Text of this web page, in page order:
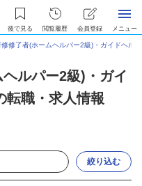
後で見る 閲覧履歴 会員登録 メニュー
修了者(ホームヘルパー2級)・ガイドヘル
ルパー2級)・ガイ
転職・求人情報
絞り込む